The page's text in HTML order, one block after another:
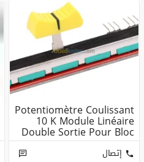
Potentiomètre Coulissant
10 K Module Linéaire
Double Sortie Pour Bloc
...
إتصال